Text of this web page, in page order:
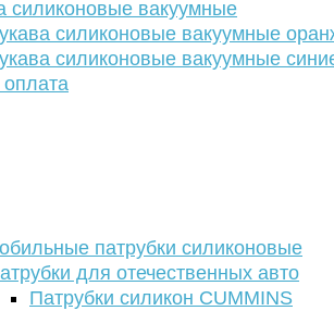
силиконовые вакуумные
силиконовые вакуумные
силиконовые вакуумные
оплата
патрубки силиконовые
для отечественных авто
Патрубки силикон CUMMINS